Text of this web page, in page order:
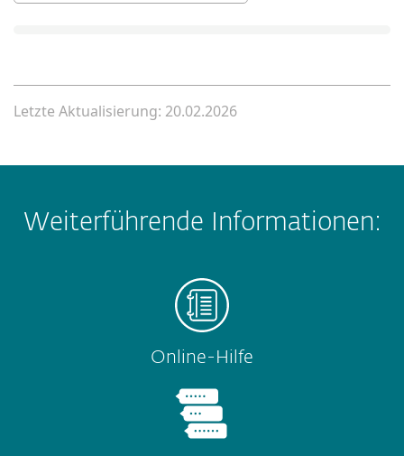
Letzte Aktualisierung: 20.02.2026
Weiterführende Informationen:
Online-Hilfe